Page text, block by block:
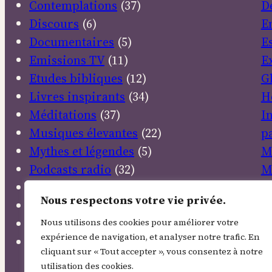
Nous respectons votre vie privée.
Nous utilisons des cookies pour améliorer votre
expérience de navigation, et analyser notre trafic. En
cliquant sur « Tout accepter », vous consentez à notre
utilisation des cookies.
Contemplations (37)
Discours (6)
Documentaires (5)
Emissions TV(11)
Etudes bibliques (12)
Livres inspirants (34)
Méditations (37)
Musiques élevantes (22)
Mythes et légendes (5)
Podcasts radio (32)
Prières (38)
Sanctuaires(4)
Textes sacrés(30)